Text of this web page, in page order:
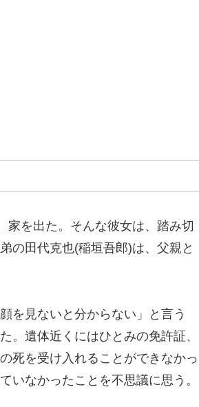
家を出た。そんな彼女は、踏み切
の田代克也(稲垣吾郎)は、父親と
を見ないと分からない」と言う
。遺体近くにはひとみの免許証、
死を受け入れることができなかっ
いなかったことを不思議に思う。